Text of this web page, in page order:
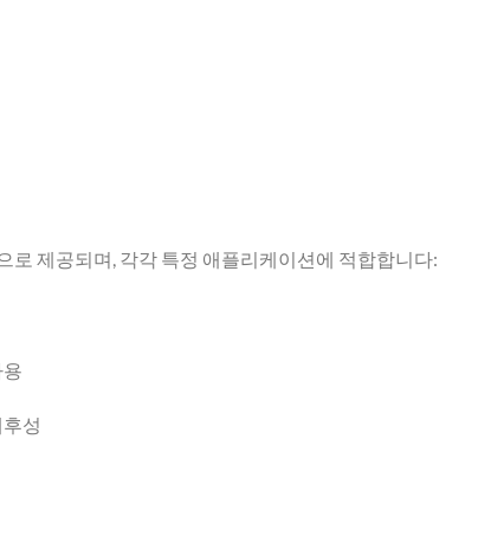
로 제공되며, 각각 특정 애플리케이션에 적합합니다:
성